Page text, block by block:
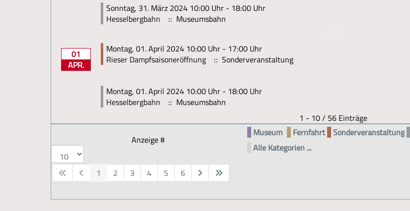
Sonntag, 31. März 2024 10:00 Uhr - 18:00 Uhr
Hesselbergbahn :: Museumsbahn
01
APR.
Montag, 01. April 2024 10:00 Uhr - 17:00 Uhr
Rieser Dampfsaisoneröffnung :: Sonderveranstaltung
Montag, 01. April 2024 10:00 Uhr - 18:00 Uhr
Hesselbergbahn :: Museumsbahn
Limite der
1 - 10 / 56 Einträge
Anzeige #
1 2 3 4 5 6
Museum Fernfahrt Sonderveranstaltung
Alle Kategorien ...